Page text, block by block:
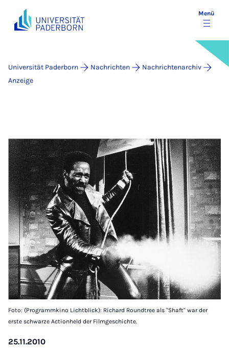
Menü
Universität Paderborn Nachrichten
Nachrichtenarchiv
Anzeige
Foto: (Programmkino Lichtblick): Richard Roundtree als "Shaft" war der
erste schwarze Actionheld der Filmgeschichte.
25.11.2010